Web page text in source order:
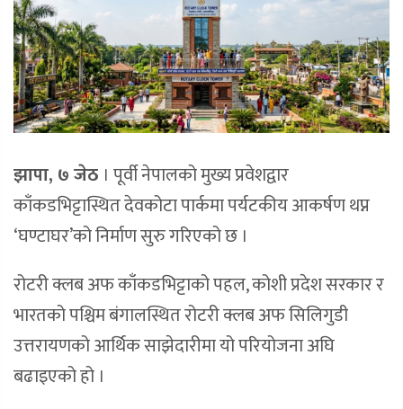
झापा, ७ जेठ । पूर्वी नेपालको मुख्य प्रवेशद्वार
काँकडभिट्टास्थित देवकोटा पार्कमा पर्यटकीय आकर्षण थप्न
‘घण्टाघर’को निर्माण सुरु गरिएको छ ।
रोटरी क्लब अफ काँकडभिट्टाको पहल, कोशी प्रदेश सरकार र
भारतको पश्चिम बंगालस्थित रोटरी क्लब अफ सिलिगुडी
उत्तरायणको आर्थिक साझेदारीमा यो परियोजना अघि
बढाइएको हो ।